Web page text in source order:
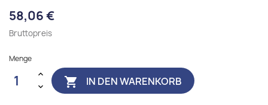
58,06 €
Bruttopreis
Menge
 IN DEN WARENKORB